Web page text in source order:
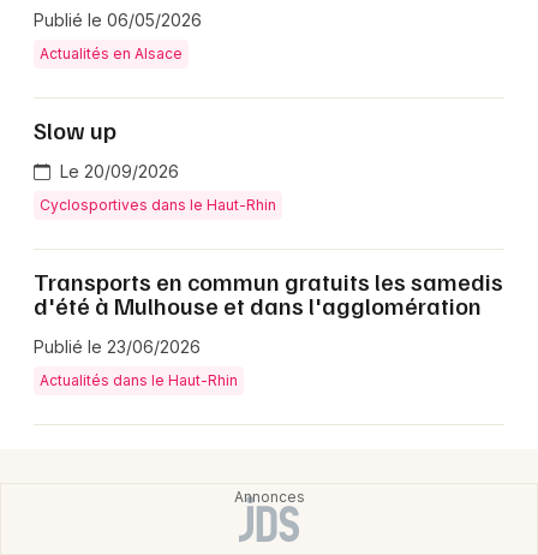
Restaurants
68 - Haut-Rhin
Mon email
Publié le 06/05/2026
Actualités en Alsace
Slow up
Le 20/09/2026
Cyclosportives dans le Haut-Rhin
Transports en commun gratuits les samedis
d'été à Mulhouse et dans l'agglomération
Publié le 23/06/2026
Actualités dans le Haut-Rhin